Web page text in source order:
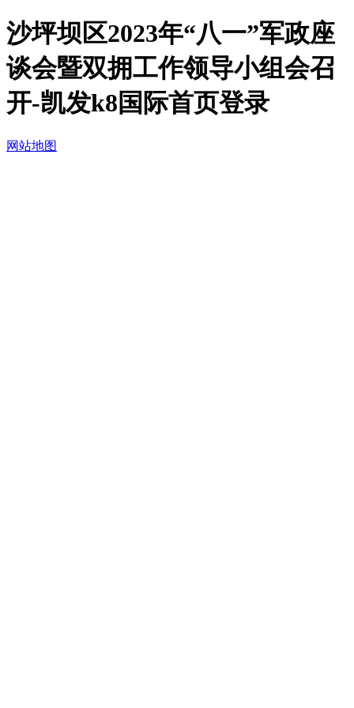
沙坪坝区2023年“八一”军政座
谈会暨双拥工作领导小组会召
开-凯发k8国际首页登录
网站地图